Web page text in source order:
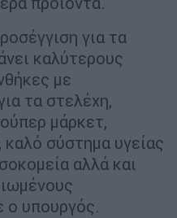
για τα
καλύτερους
με
τα στελέχη,
μάρκετ,
καλό σύστημα υγείας
αλλά και
ο υπουργός.